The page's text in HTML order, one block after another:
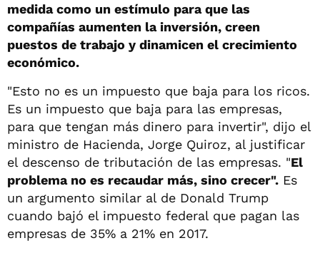
medida como un estímulo para que las
compañías aumenten la inversión, creen
puestos de trabajo y dinamicen el crecimiento
económico.
"Esto no es un impuesto que baja para los ricos.
Es un impuesto que baja para las empresas,
para que tengan más dinero para invertir", dijo el
ministro de Hacienda, Jorge Quiroz, al justificar
el descenso de tributación de las empresas. "El
problema no es recaudar más, sino crecer". Es
un argumento similar al de Donald Trump
cuando bajó el impuesto federal que pagan las
empresas de 35% a 21% en 2017.